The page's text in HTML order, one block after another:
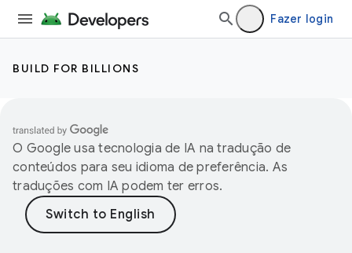
Fazer login
BUILD FOR BILLIONS
O Google usa tecnologia de IA na tradução de
conteúdos para seu idioma de preferência. As
traduções com IA podem ter erros.